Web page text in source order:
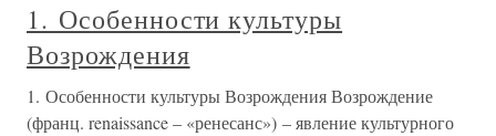
1. Особенности культуры
Возрождения
1. Особенности культуры Возрождения Возрождение
(франц. renaissance – «ренесанс») – явление культурного